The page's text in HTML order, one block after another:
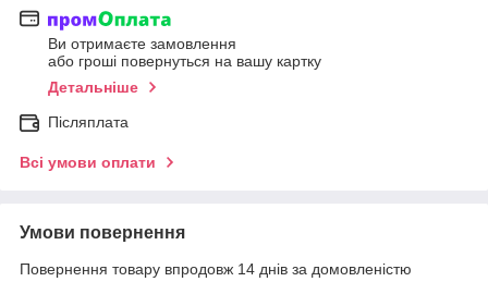
Ви отримаєте замовлення
або гроші повернуться на вашу картку
Детальніше
Післяплата
Всі умови оплати
Умови повернення
Повернення товару впродовж 14 днів за домовленістю